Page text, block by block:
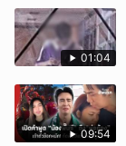
01:04
09:54